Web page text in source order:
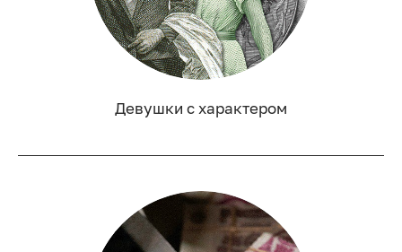
Девушки с характером